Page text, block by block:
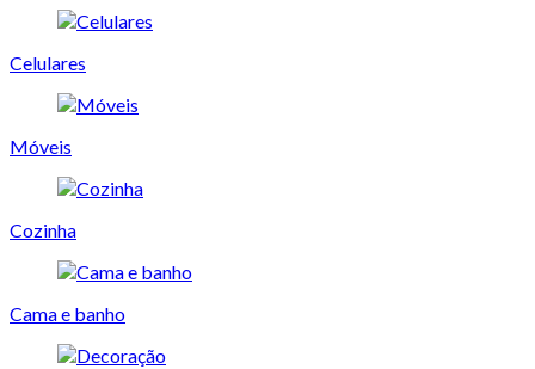
Celulares
Móveis
Cozinha
Cama e banho